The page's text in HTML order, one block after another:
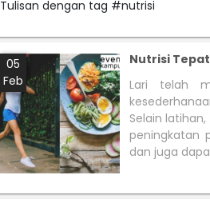
Tulisan dengan tag #nutrisi
05
Feb
Nutrisi
Lari telah
Selain
peningkatan
dan juga